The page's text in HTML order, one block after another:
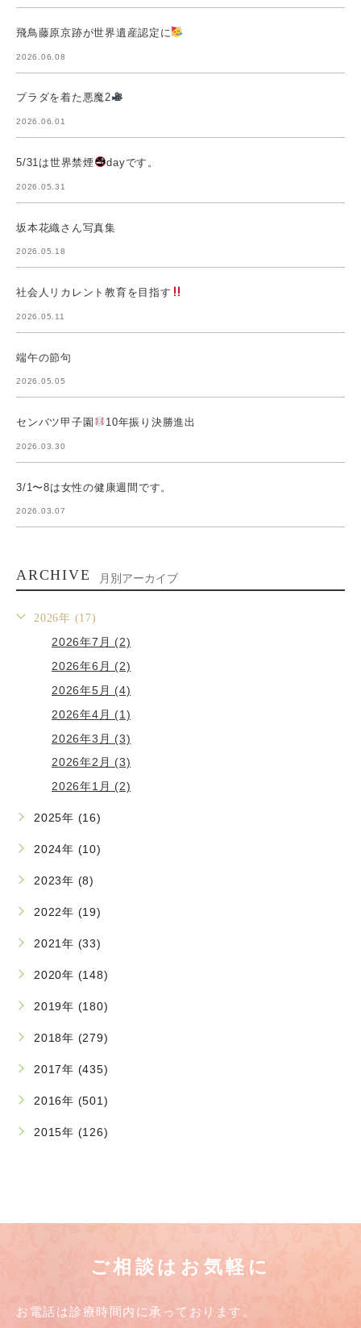
飛鳥藤原京跡が世界遺産認定に
2026.06.08
プラダを着た悪魔2
2026.06.01
5/31は世界禁煙 dayです。
2026.05.31
坂本花織さん写真集
2026.05.18
社会人リカレント教育を目指す
2026.05.11
端午の節句
2026.05.05
センバツ甲子園 10年振り決勝進出
2026.03.30
3/1〜8は女性の健康週間です。
2026.03.07
ARCHIVE 月別アーカイブ
2026年 (17)
2026年7月 (2)
2026年6月 (2)
2026年5月 (4)
2026年4月 (1)
2026年3月 (3)
2026年2月 (3)
2026年1月 (2)
2025年 (16)
2024年 (10)
2023年 (8)
2022年 (19)
2021年 (33)
2020年 (148)
2019年 (180)
2018年 (279)
2017年 (435)
2016年 (501)
2015年 (126)
ご相談はお気軽に
お電話は診療時間内に承っております。